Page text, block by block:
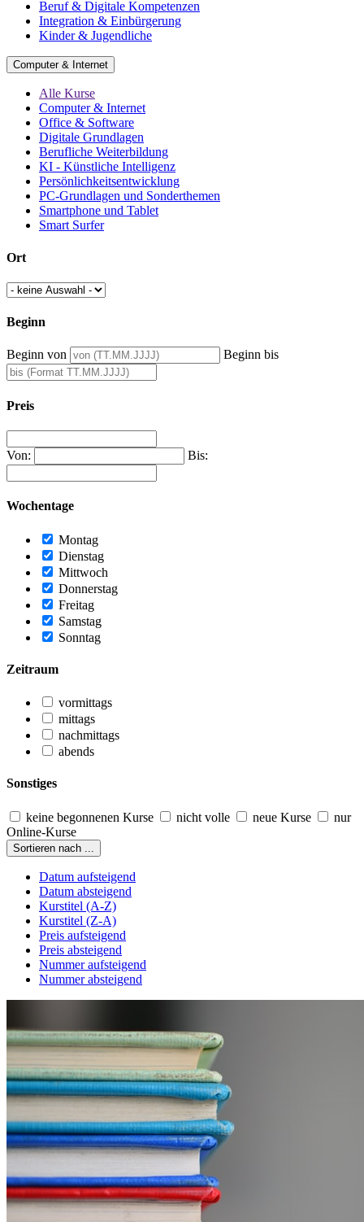
Beruf & Digitale Kompetenzen
Integration & Einbürgerung
Kinder & Jugendliche
Computer & Internet
Alle Kurse
Computer & Internet
Office & Software
Digitale Grundlagen
Berufliche Weiterbildung
KI - Künstliche Intelligenz
Persönlichkeitsentwicklung
PC-Grundlagen und Sonderthemen
Smartphone und Tablet
Smart Surfer
Ort
Beginn
Beginn von Beginn bis
Preis
Von: Bis:
Wochentage
Montag
Dienstag
Mittwoch
Donnerstag
Freitag
Samstag
Sonntag
Zeitraum
vormittags
mittags
nachmittags
abends
Sonstiges
keine begonnenen Kurse nicht volle neue Kurse
nur
Online-Kurse
Sortieren nach ...
Datum aufsteigend
Datum absteigend
Kurstitel (A-Z)
Kurstitel (Z-A)
Preis aufsteigend
Preis absteigend
Nummer aufsteigend
Nummer absteigend